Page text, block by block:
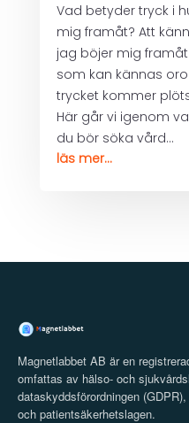
Vad betyder tryck i
mig framåt? Att
jag böjer mig
som kan kännas
trycket kommer
Här går vi igenom
du bör söka vård...
läs mer...
Magnetlabbet AB är en
omfattas av hälso- och
dataskyddsförordningen
och patientsäkerhetslagen.